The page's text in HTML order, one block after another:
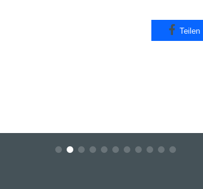
Teilen